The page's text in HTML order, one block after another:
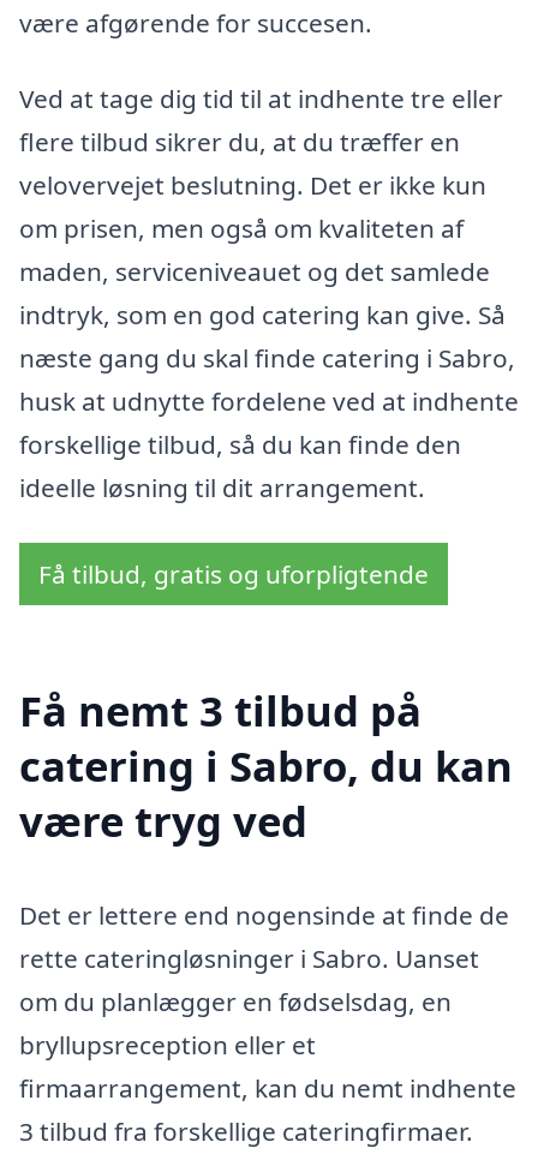
være afgørende for succesen.
Ved at tage dig tid til at indhente tre eller
flere tilbud sikrer du, at du træffer en
velovervejet beslutning. Det er ikke kun
om prisen, men også om kvaliteten af
maden, serviceniveauet og det samlede
indtryk, som en god catering kan give. Så
næste gang du skal finde catering i Sabro,
husk at udnytte fordelene ved at indhente
forskellige tilbud, så du kan finde den
ideelle løsning til dit arrangement.
Få tilbud, gratis og uforpligtende
Få nemt 3 tilbud på
catering i Sabro, du kan
være tryg ved
Det er lettere end nogensinde at finde de
rette cateringløsninger i Sabro. Uanset
om du planlægger en fødselsdag, en
bryllupsreception eller et
firmaarrangement, kan du nemt indhente
3 tilbud fra forskellige cateringfirmaer.